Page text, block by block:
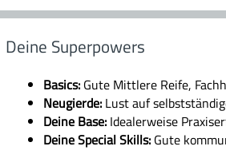
Deine Superpowers
Basics: Gute Mittlere Reife,
Neugierde: Lust auf
Deine Base: Idealerweise
Deine Special Skills: Gute